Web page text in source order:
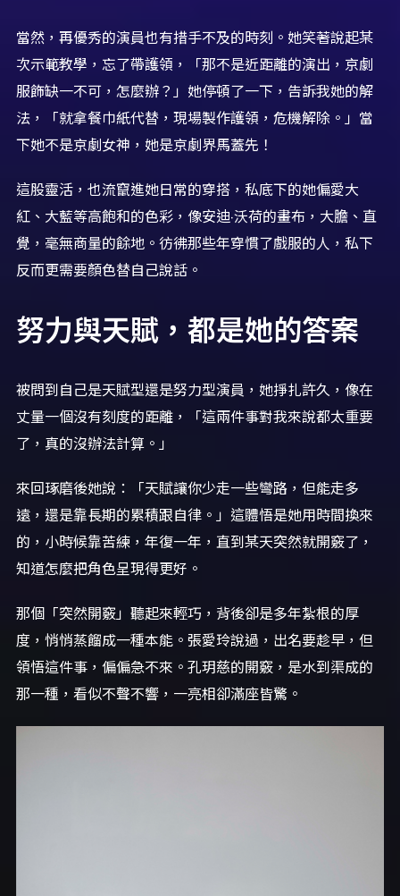
當然，再優秀的演員也有措手不及的時刻。她笑著說起某
次示範教學，忘了帶護領，「那不是近距離的演出，京劇
服飾缺一不可，怎麼辦？」她停頓了一下，告訴我她的解
法，「就拿餐巾紙代替，現場製作護領，危機解除。」當
下她不是京劇女神，她是京劇界馬蓋先！
這股靈活，也流竄進她日常的穿搭，私底下的她偏愛大
紅、大藍等高飽和的色彩，像安迪·沃荷的畫布，大膽、直
覺，毫無商量的餘地。彷彿那些年穿慣了戲服的人，私下
反而更需要顏色替自己說話。
努力與天賦，都是她的答案
被問到自己是天賦型還是努力型演員，她掙扎許久，像在
丈量一個沒有刻度的距離，「這兩件事對我來說都太重要
了，真的沒辦法計算。」
來回琢磨後她說：「天賦讓你少走一些彎路，但能走多
遠，還是靠長期的累積跟自律。」這體悟是她用時間換來
的，小時候靠苦練，年復一年，直到某天突然就開竅了，
知道怎麼把角色呈現得更好。
那個「突然開竅」聽起來輕巧，背後卻是多年紮根的厚
度，悄悄蒸餾成一種本能。張愛玲說過，出名要趁早，但
領悟這件事，偏偏急不來。孔玥慈的開竅，是水到渠成的
那一種，看似不聲不響，一亮相卻滿座皆驚。